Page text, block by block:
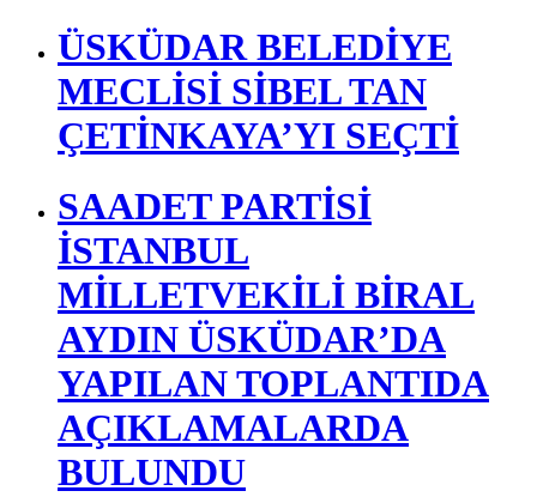
ÜSKÜDAR BELEDİYE
MECLİSİ SİBEL TAN
ÇETİNKAYA’YI SEÇTİ
SAADET PARTİSİ
İSTANBUL
MİLLETVEKİLİ BİRAL
AYDIN ÜSKÜDAR’DA
YAPILAN TOPLANTIDA
AÇIKLAMALARDA
BULUNDU